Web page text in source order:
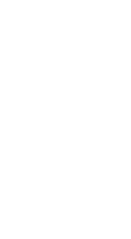
니다. 전하고 싶은 말이 있나요? 프로젝트 문의가 아니여도 괜찮